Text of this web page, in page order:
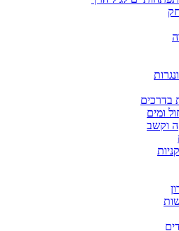
בדרכים
ומים
וקשב